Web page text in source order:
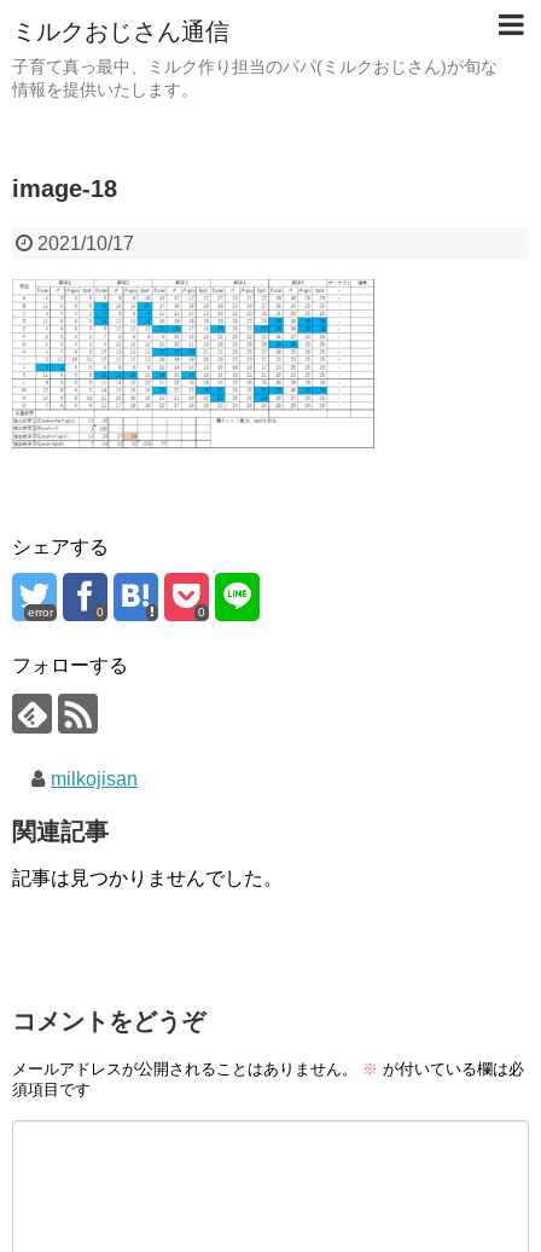
ミルクおじさん通信
子育て真っ最中、ミルク作り担当のパパ(ミルクおじさん)が旬な
情報を提供いたします。
image-18
2021/10/17
シェアする
error 0 0
フォローする
milkojisan
関連記事
記事は見つかりませんでした。
コメントをどうぞ
メールアドレスが公開されることはありません。 ※ が付いている欄は必
須項目です